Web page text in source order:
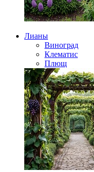
Лианы
Виноград
Клематис
Плющ